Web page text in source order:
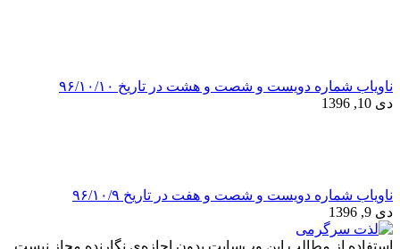
ناویاب شماره دویست و شصت و هشت در تاریخ ۹۶/۱۰/۱۰
دی 10, 1396
ناویاب شماره دویست و شصت و هفت در تاریخ ۹۶/۱۰/۹
دی 9, 1396
استفاده از مطالب این وب‌سایت بدون اجازه‌ی نگارنده مجاز نیست.